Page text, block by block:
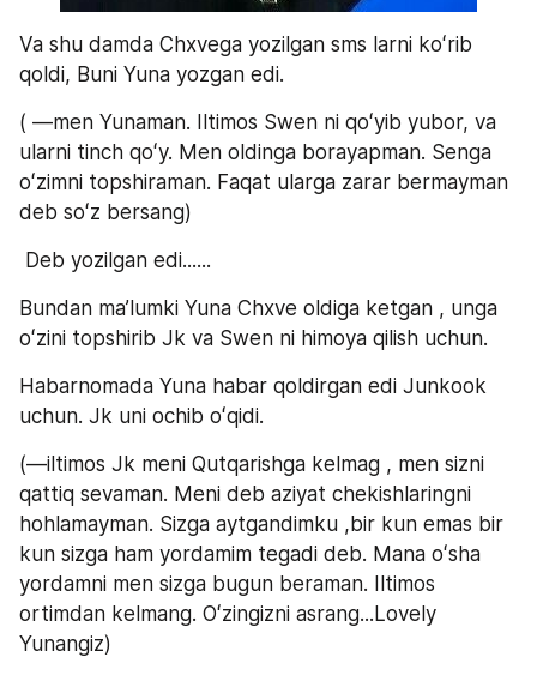
Va shu damda Chxvega yozilgan sms larni koʻrib
qoldi, Buni Yuna yozgan edi.
( —men Yunaman. Iltimos Swen ni qoʻyib yubor, va
ularni tinch qoʻy. Men oldinga borayapman. Senga
oʻzimni topshiraman. Faqat ularga zarar bermayman
deb soʻz bersang)
Deb yozilgan edi......
Bundan maʼlumki Yuna Chxve oldiga ketgan , unga
oʻzini topshirib Jk va Swen ni himoya qilish uchun.
Habarnomada Yuna habar qoldirgan edi Junkook
uchun. Jk uni ochib oʻqidi.
(—iltimos Jk meni Qutqarishga kelmag , men sizni
qattiq sevaman. Meni deb aziyat chekishlaringni
hohlamayman. Sizga aytgandimku ,bir kun emas bir
kun sizga ham yordamim tegadi deb. Mana oʻsha
yordamni men sizga bugun beraman. Iltimos
ortimdan kelmang. Oʻzingizni asrang...Lovely
Yunangiz)